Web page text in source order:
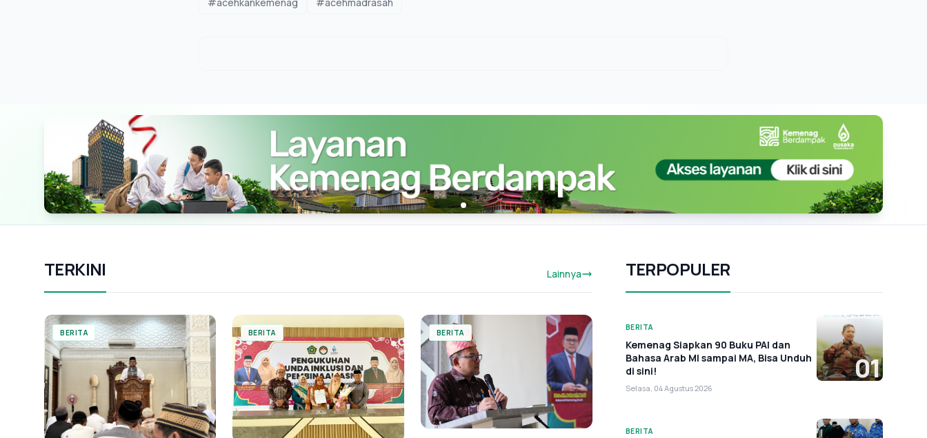
TERKINI Lainnya
BERITA BERITA BERITA
TERPOPULER
BERITA
Kemenag Siapkan 90 Buku PAI dan
Bahasa Arab MI sampai MA, Bisa Unduh
di sini!
Selasa, 04 Agustus 2026
01
BERITA